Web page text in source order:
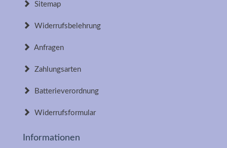
Sitemap
Widerrufsbelehrung
Anfragen
Zahlungsarten
Batterieverordnung
Widerrufsformular
Informationen